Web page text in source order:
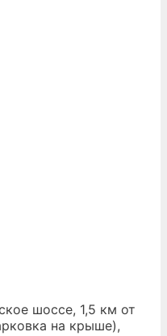
шоссе, 1,5 км от
на крыше),